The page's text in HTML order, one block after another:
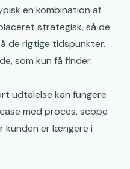
en kombination af
strategisk, så de
de rigtige tidspunkter.
som kun få finder.
udtalelse kan fungere
med proces, scope
kunden er længere i